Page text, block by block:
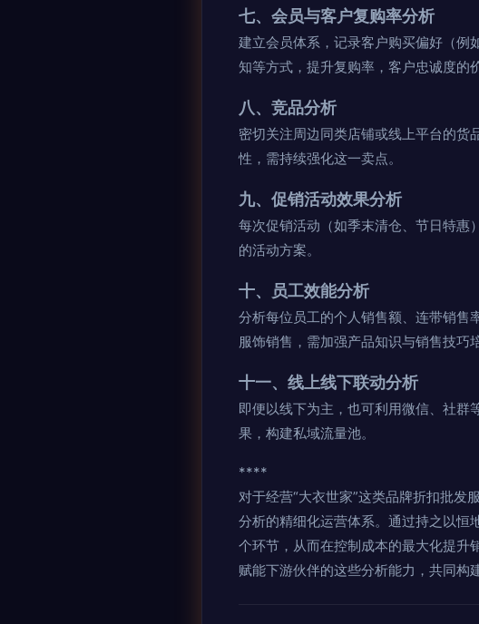
七、会员与客户复购率分析
建立会员体系，记录客户购买偏好（例
知等方式，提升复购率，客户忠诚度的
八、竞品分析
密切关注周边同类店铺或线上平台的货
性，需持续强化这一卖点。
九、促销活动效果分析
每次促销活动（如季末清仓、节日特惠
的活动方案。
十、员工效能分析
分析每位员工的个人销售额、连带销售
服饰销售，需加强产品知识与销售技巧
十一、线上线下联动分析
即便以线下为主，也可利用微信、社群
果，构建私域流量池。
****
对于经营“大衣世家”这类品牌折扣批
分析的精细化运营体系。通过持之以恒
个环节，从而在控制成本的最大化提升
赋能下游伙伴的这些分析能力，共同构